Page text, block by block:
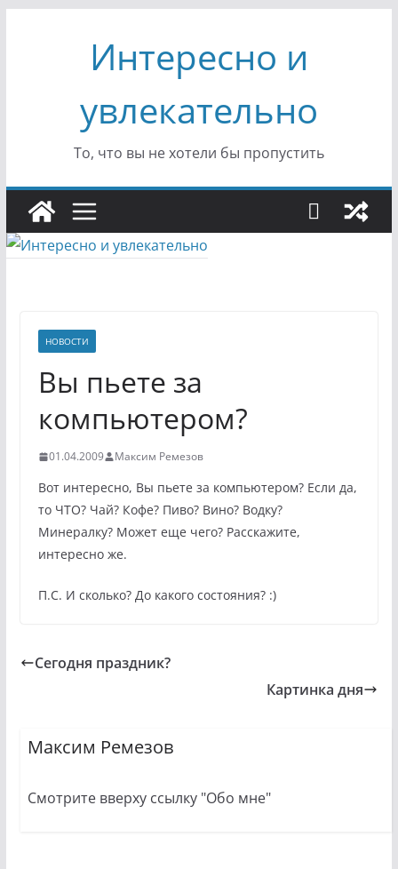
содержимомуИнтересно и
увлекательно
То, что вы не хотели бы пропустить
НОВОСТИ
Вы пьете за
компьютером?
01.04.2009 Максим Ремезов
Вот интересно, Вы пьете за компьютером? Если да,
то ЧТО? Чай? Кофе? Пиво? Вино? Водку?
Минералку? Может еще чего? Расскажите,
интересно же.
П.С. И сколько? До какого состояния? :)
Сегодня праздник?
Картинка дня
Максим Ремезов
Смотрите вверху ссылку "Обо мне"